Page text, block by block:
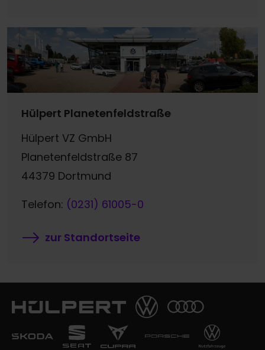
Hülpert Planetenfeldstraße
Hülpert VZ GmbH
Planetenfeldstraße 87
44379 Dortmund
Telefon: (0231) 61005-0
zur Standortseite